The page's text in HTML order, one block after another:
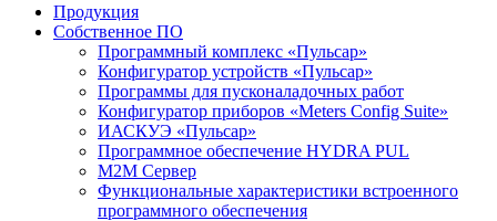
Продукция
Собственное ПО
Программный комплекс «Пульсар»
Конфигуратор устройств «Пульсар»
Программы для пусконаладочных работ
Конфигуратор приборов «Meters Config Suite»
ИАСКУЭ «Пульсар»
Программное обеспечение HYDRA PUL
M2M Сервер
Функциональные характеристики встроенного
программного обеспечения